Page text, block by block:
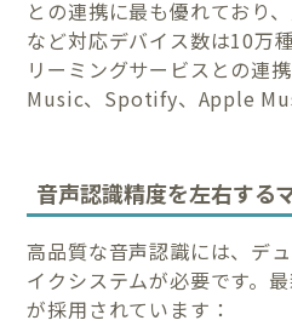
との連携に最も優れており
など対応デバイス数は10万
リーミングサービスとの連
Music、Spotify、Apple
音声認識精度を左右する
高品質な音声認識には、デ
イクシステムが必要です。
が採用されています：